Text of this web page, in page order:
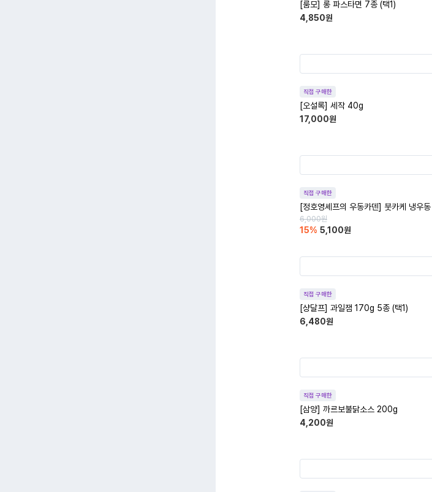
[룸모] 롱 파스타면 7종 (택1)
4,850원
직접 구매한
[오설록] 세작 40g
17,000원
직접 구매한
[정호영셰프의 우동카덴] 붓카케 냉우동
6,000원
15% 5,100원
직접 구매한
[샹달프] 과일잼 170g 5종 (택1)
6,480원
직접 구매한
[삼양] 까르보불닭소스 200g
4,200원